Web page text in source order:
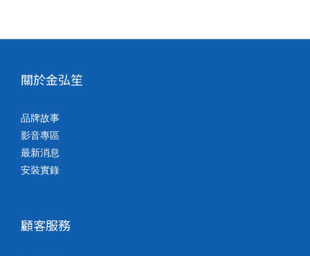
關於金弘笙
品牌故事
影音專區
最新消息
安裝實錄
顧客服務